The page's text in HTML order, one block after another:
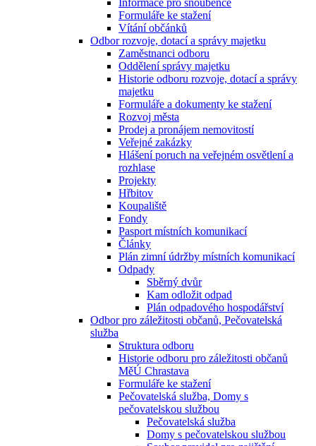
Informace pro snoubence
Formuláře ke stažení
Vítání občánků
Odbor rozvoje, dotací a správy majetku
Zaměstnanci odboru
Oddělení správy majetku
Historie odboru rozvoje, dotací a správy
majetku
Formuláře a dokumenty ke stažení
Rozvoj města
Prodej a pronájem nemovitostí
Veřejné zakázky
Hlášení poruch na veřejném osvětlení a
rozhlase
Projekty
Hřbitov
Koupaliště
Fondy
Pasport místních komunikací
Články
Plán zimní údržby místních komunikací
Odpady
Sběrný dvůr
Kam odložit odpad
Plán odpadového hospodářství
Odbor pro záležitosti občanů, Pečovatelská
služba
Struktura odboru
Historie odboru pro záležitosti občanů
MěÚ Chrastava
Formuláře ke stažení
Pečovatelská služba, Domy s
pečovatelskou službou
Pečovatelská služba
Domy s pečovatelskou službou